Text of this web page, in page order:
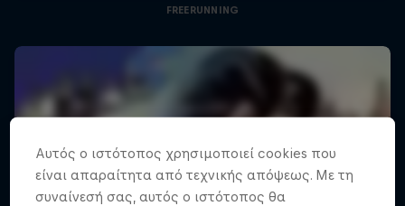
FREERUNNING
Αυτός ο ιστότοπος χρησιμοποιεί cookies που
είναι απαραίτητα από τεχνικής απόψεως. Με τη
συναίνεσή σας, αυτός ο ιστότοπος θα